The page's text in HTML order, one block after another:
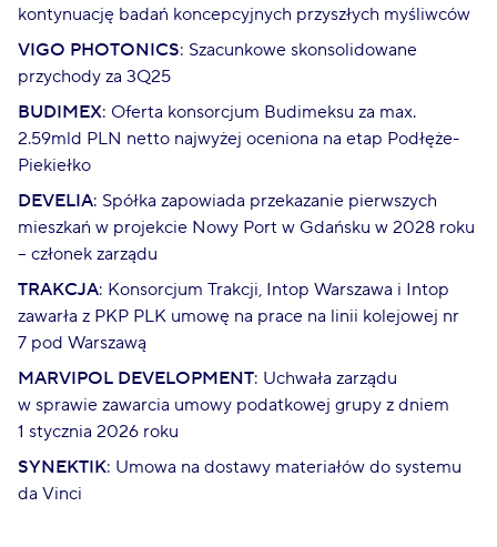
kontynuację badań koncepcyjnych przyszłych myśliwców
VIGO PHOTONICS: Szacunkowe skonsolidowane
przychody za 3Q25
BUDIMEX: Oferta konsorcjum Budimeksu za max.
2.59mld PLN netto najwyżej oceniona na etap Podłęże-
Piekiełko
DEVELIA: Spółka zapowiada przekazanie pierwszych
mieszkań w projekcie Nowy Port w Gdańsku w 2028 roku
– członek zarządu
TRAKCJA: Konsorcjum Trakcji, Intop Warszawa i Intop
zawarła z PKP PLK umowę na prace na linii kolejowej nr
7 pod Warszawą
MARVIPOL DEVELOPMENT: Uchwała zarządu
w sprawie zawarcia umowy podatkowej grupy z dniem
1 stycznia 2026 roku
SYNEKTIK: Umowa na dostawy materiałów do systemu
da Vinci